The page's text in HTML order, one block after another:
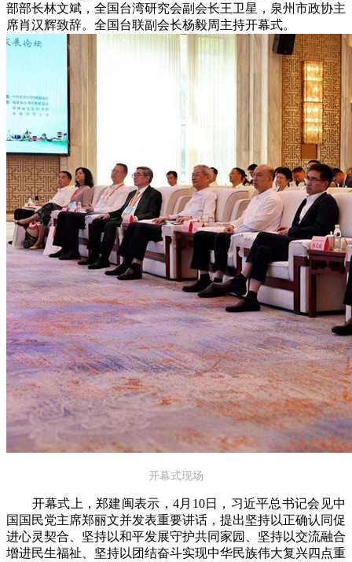
部部长林文斌，全国台湾研究会副会长王卫星，泉州市政协主
席肖汉辉致辞。全国台联副会长杨毅周主持开幕式。
开幕式现场
开幕式上，郑建闽表示，4月10日，习近平总书记会见中
国国民党主席郑丽文并发表重要讲话，提出坚持以正确认同促
进心灵契合、坚持以和平发展守护共同家园、坚持以交流融合
增进民生福祉、坚持以团结奋斗实现中华民族伟大复兴四点重